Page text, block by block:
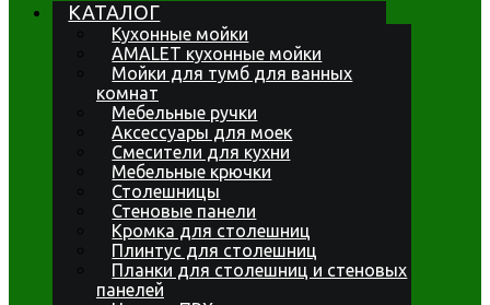
КАТАЛОГ
Кухонные мойки
AMALET кухонные мойки
Мойки для тумб для ванных
комнат
Мебельные ручки
Аксессуары для моек
Смесители для кухни
Мебельные крючки
Столешницы
Стеновые панели
Кромка для столешниц
Плинтус для столешниц
Планки для столешниц и стеновых
панелей